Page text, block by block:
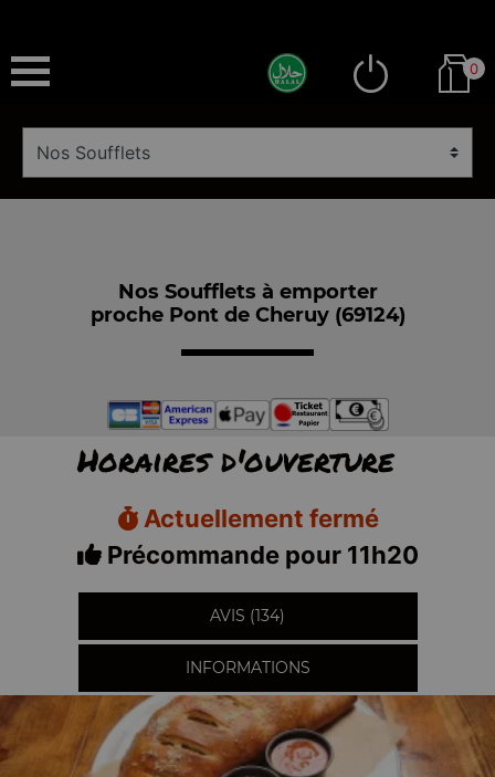
0
Nos Soufflets à emporter
proche Pont de Cheruy (69124)
Horaires d'ouverture
Actuellement fermé
Précommande pour 11h20
AVIS (134)
INFORMATIONS